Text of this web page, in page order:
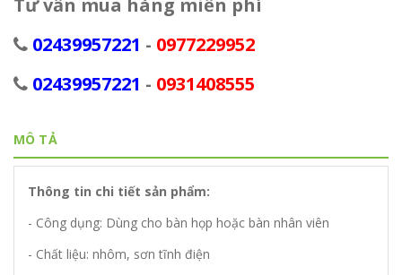
02439957221 - 0977229952
02439957221 - 0931408555
MÔ TẢ
Thông tin chi tiết sản phẩm:
- Công dụng: Dùng cho bàn họp hoặc bàn nhân viên
- Chất liệu: nhôm, sơn tĩnh điện